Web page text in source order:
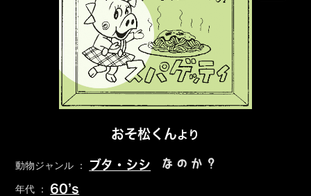
おそ松くんより
動物ジャンル ： ブタ・シシ なのか？
年代 ： 60’s